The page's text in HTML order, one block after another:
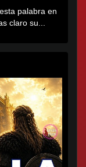
palabra en
claro su...